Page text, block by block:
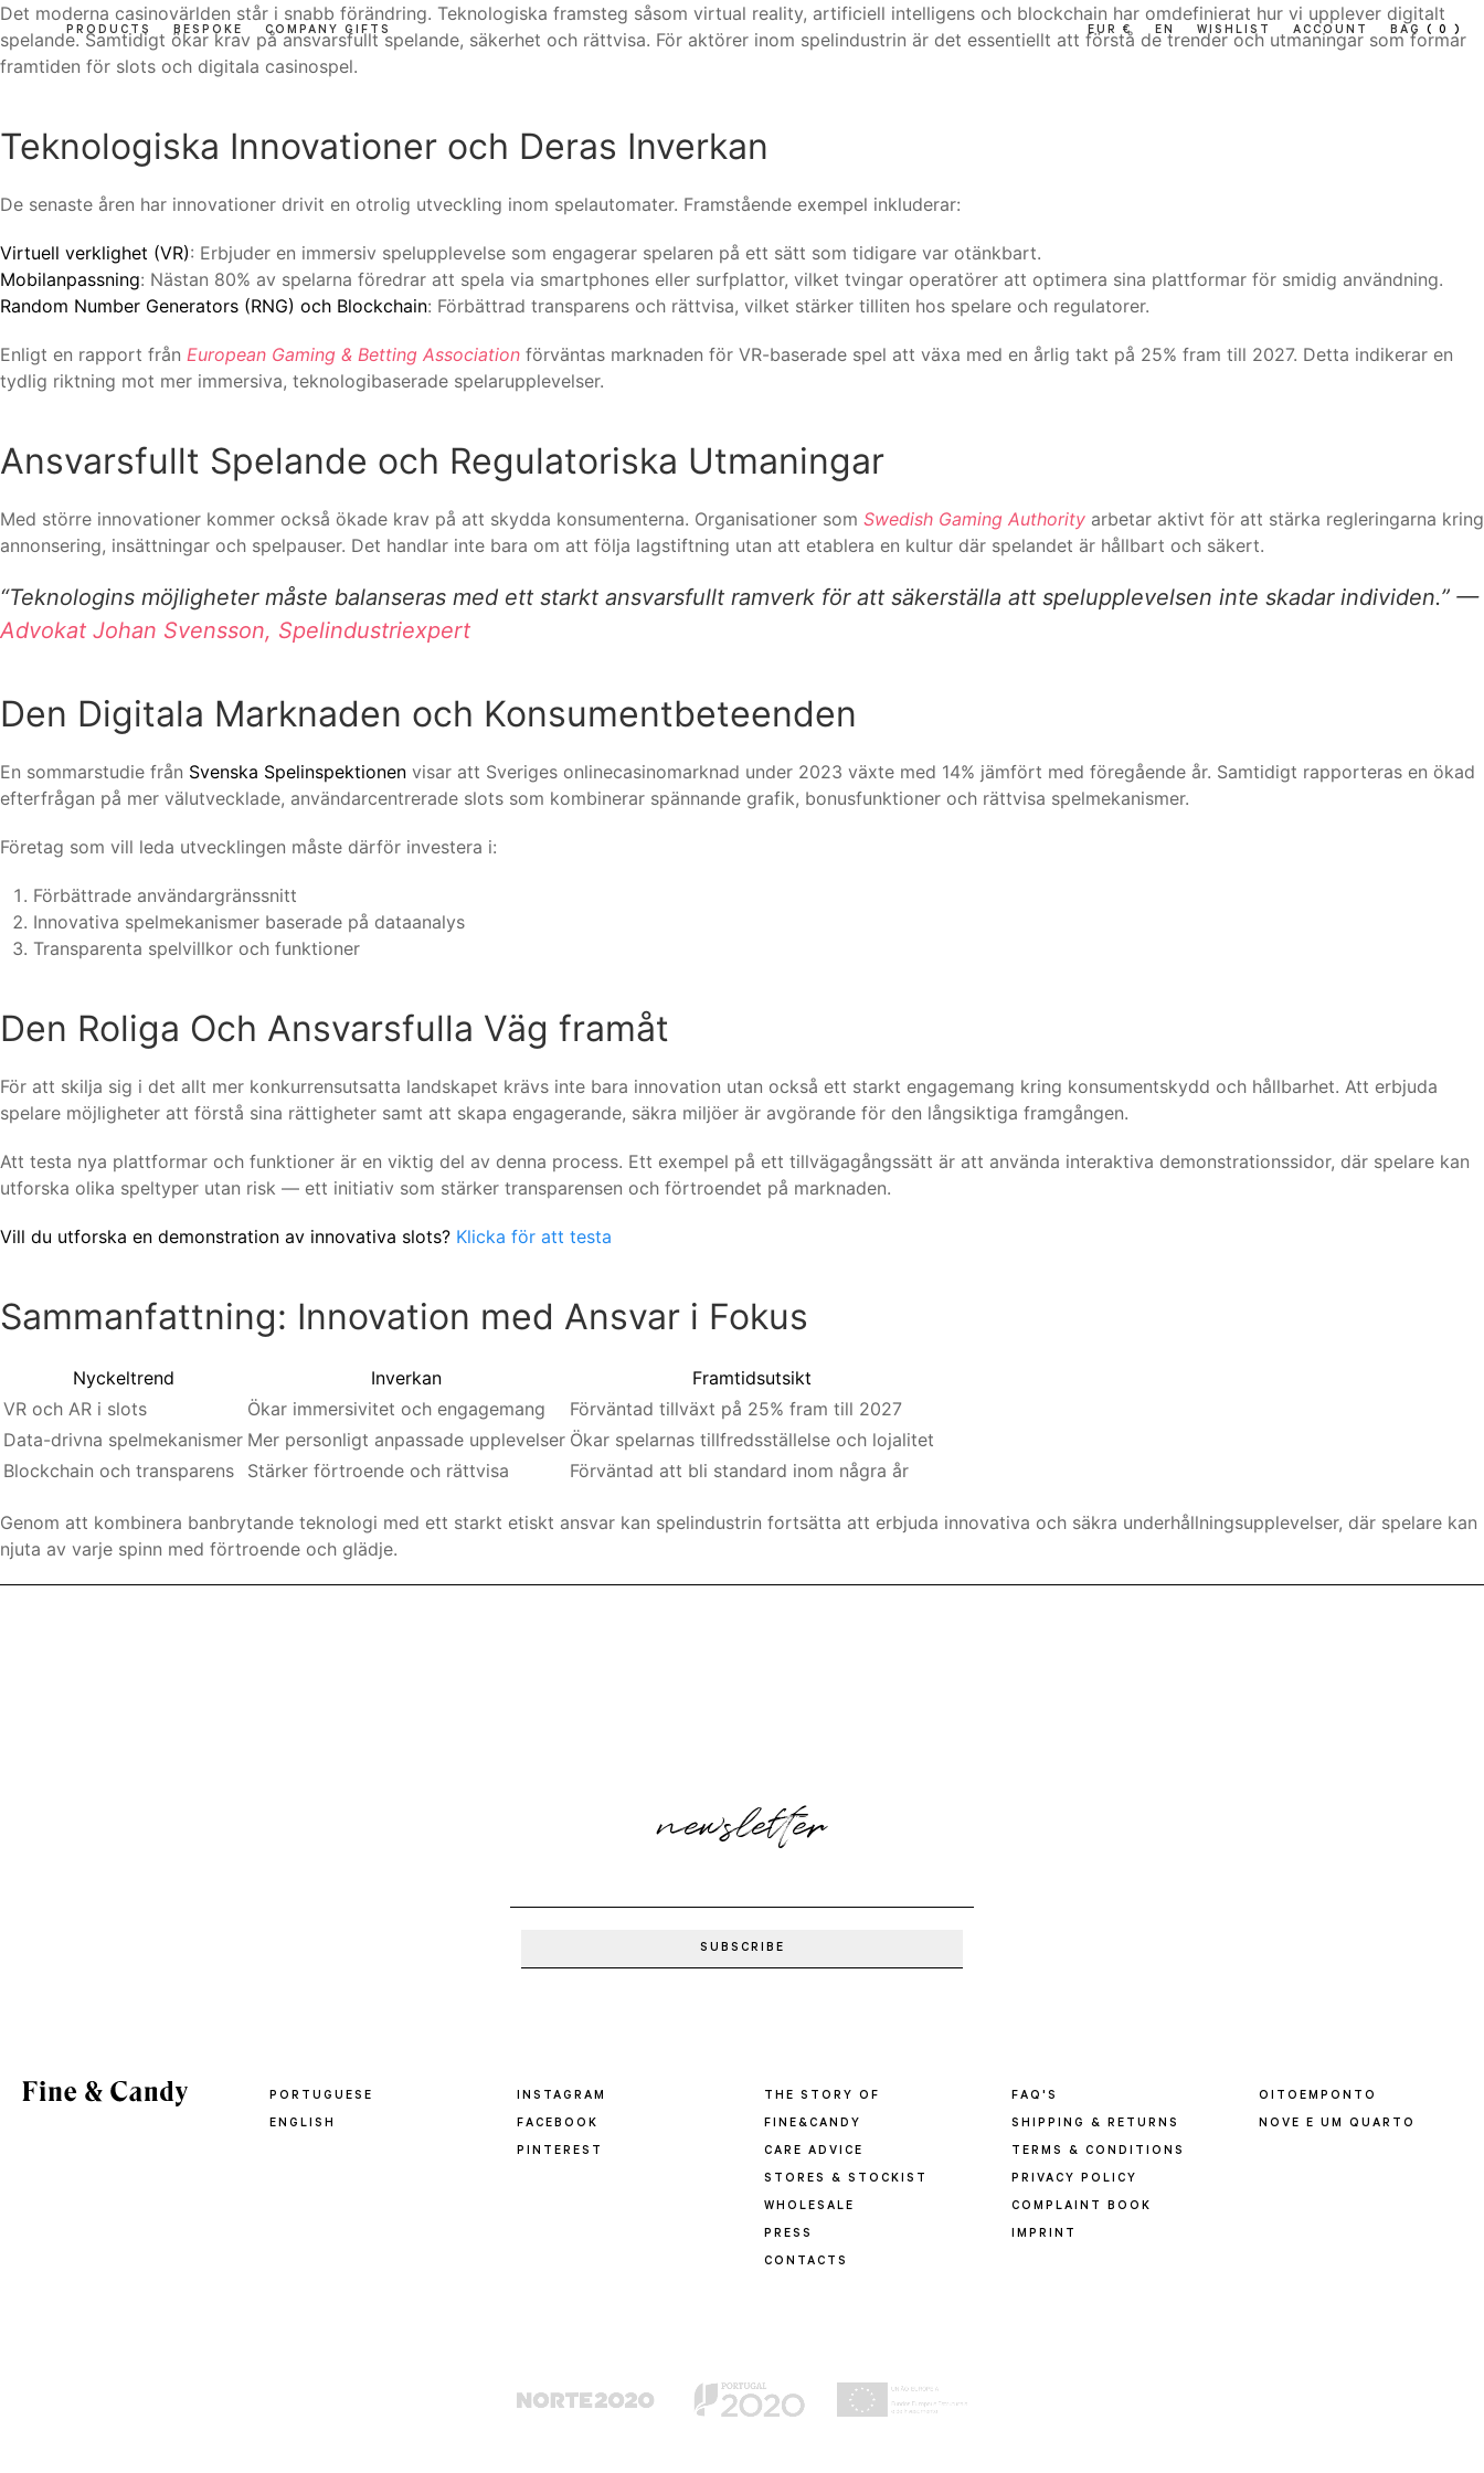
PRODUCTS BESPOKE COMPANY GIFTS EUR € EN WISHLIST ACCOUNT BAG ( 0 )
Det moderna casinovärlden står i snabb förändring. Teknologiska framsteg såsom virtual reality, artificiell intelligens och blockchain har omdefinierat hur vi upplever digitalt
spelande. Samtidigt ökar krav på ansvarsfullt spelande, säkerhet och rättvisa. För aktörer inom spelindustrin är det essentiellt att förstå de trender och utmaningar som formar
framtiden för slots och digitala casinospel.
Teknologiska Innovationer och Deras Inverkan
De senaste åren har innovationer drivit en otrolig utveckling inom spelautomater. Framstående exempel inkluderar:
Virtuell verklighet (VR): Erbjuder en immersiv spelupplevelse som engagerar spelaren på ett sätt som tidigare var otänkbart.
Mobilanpassning: Nästan 80% av spelarna föredrar att spela via smartphones eller surfplattor, vilket tvingar operatörer att optimera sina plattformar för smidig användning.
Random Number Generators (RNG) och Blockchain: Förbättrad transparens och rättvisa, vilket stärker tilliten hos spelare och regulatorer.
Enligt en rapport från European Gaming & Betting Association förväntas marknaden för VR-baserade spel att växa med en årlig takt på 25% fram till 2027. Detta indikerar en
tydlig riktning mot mer immersiva, teknologibaserade spelarupplevelser.
Ansvarsfullt Spelande och Regulatoriska Utmaningar
Med större innovationer kommer också ökade krav på att skydda konsumenterna. Organisationer som Swedish Gaming Authority arbetar aktivt för att stärka regleringarna kring
annonsering, insättningar och spelpauser. Det handlar inte bara om att följa lagstiftning utan att etablera en kultur där spelandet är hållbart och säkert.
“Teknologins möjligheter måste balanseras med ett starkt ansvarsfullt ramverk för att säkerställa att spelupplevelsen inte skadar individen.” —
Advokat Johan Svensson, Spelindustriexpert
Den Digitala Marknaden och Konsumentbeteenden
En sommarstudie från Svenska Spelinspektionen visar att Sveriges onlinecasinomarknad under 2023 växte med 14% jämfört med föregående år. Samtidigt rapporteras en ökad
efterfrågan på mer välutvecklade, användarcentrerade slots som kombinerar spännande grafik, bonusfunktioner och rättvisa spelmekanismer.
Företag som vill leda utvecklingen måste därför investera i:
Förbättrade användargränssnitt
Innovativa spelmekanismer baserade på dataanalys
Transparenta spelvillkor och funktioner
Den Roliga Och Ansvarsfulla Väg framåt
För att skilja sig i det allt mer konkurrensutsatta landskapet krävs inte bara innovation utan också ett starkt engagemang kring konsumentskydd och hållbarhet. Att erbjuda
spelare möjligheter att förstå sina rättigheter samt att skapa engagerande, säkra miljöer är avgörande för den långsiktiga framgången.
Att testa nya plattformar och funktioner är en viktig del av denna process. Ett exempel på ett tillvägagångssätt är att använda interaktiva demonstrationssidor, där spelare kan
utforska olika speltyper utan risk — ett initiativ som stärker transparensen och förtroendet på marknaden.
Vill du utforska en demonstration av innovativa slots? Klicka för att testa
Sammanfattning: Innovation med Ansvar i Fokus
Nyckeltrend Inverkan
Framtidsutsikt
VR och AR i slots
Ökar immersivitet och engagemang
Förväntad tillväxt på 25% fram till 2027
Data-drivna spelmekanismer Mer personligt anpassade upplevelser Ökar spelarnas tillfredsställelse och lojalitet
Blockchain och transparens
Stärker förtroende och rättvisa Förväntad att bli standard inom några år
Genom att kombinera banbrytande teknologi med ett starkt etiskt ansvar kan spelindustrin fortsätta att erbjuda innovativa och säkra underhållningsupplevelser, där spelare kan
njuta av varje spinn med förtroende och glädje.
newsletter
PORTUGUESE
ENGLISH
INSTAGRAM
FACEBOOK
PINTEREST
THE STORY OF
FINE&CANDY
CARE ADVICE
STORES & STOCKIST
WHOLESALE
PRESS
CONTACTS
FAQ'S
SHIPPING & RETURNS
TERMS & CONDITIONS
PRIVACY POLICY
COMPLAINT BOOK
IMPRINT
OITOEMPONTO
NOVE E UM QUARTO